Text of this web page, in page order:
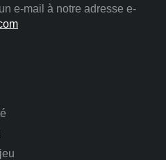
e-mail à notre adresse e-